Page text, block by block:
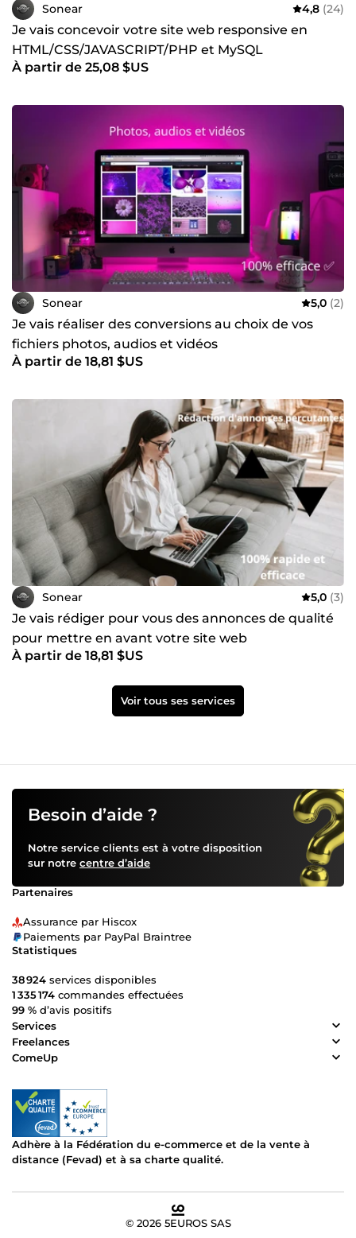
Sonear 4,8 (24)
Je vais concevoir votre site web responsive en
HTML/CSS/JAVASCRIPT/PHP et MySQL
À partir de 25,08 $US
Sonear 5,0 (2)
Je vais réaliser des conversions au choix de vos
fichiers photos, audios et vidéos
À partir de 18,81 $US
Sonear 5,0 (3)
Je vais rédiger pour vous des annonces de qualité
pour mettre en avant votre site web
À partir de 18,81 $US
Voir tous ses services
Besoin d’aide ?
Notre service clients est à votre disposition
sur notre centre d’aide
Partenaires
Assurance par Hiscox
Paiements par PayPal Braintree
Statistiques
38 924 services disponibles
1 335 174 commandes effectuées
99 % d’avis positifs
Services
Freelances
ComeUp
Adhère à la Fédération du e-commerce et de la vente à
distance (Fevad) et à sa charte qualité.
© 2026 5EUROS SAS